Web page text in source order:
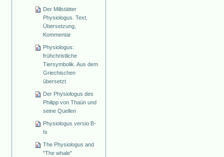
Der Millstätter
Physiologus. Text,
Übersetzung,
Kommentar
Physiologus:
frühchristliche
Tiersymbolik. Aus dem
Griechischen
übersetzt
Der Physiologus des
Philipp von Thaün und
seine Quellen
Physiologus versio B-
Is
The Physiologus and
"The whale"